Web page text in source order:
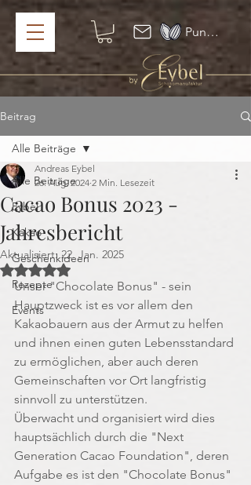
Punkte ansehen
Beitrag
Alle Beiträge
Eybel
Kakao
Geschenkideen
Rezepte
Events
Alle Beiträge
Cacao Bonus 2023 -
Jahresbericht
Andreas Eybel
26. Aug. 2024 2 Min. Lesezeit
Aktualisiert:22. Jan. 2025
Mit NaN von 5 Sternen bewertet.
Unser "Chocolate Bonus" - sein
Hauptzweck ist es vor allem den
Kakaobauern aus der Armut zu helfen
und ihnen einen guten Lebensstandard
zu ermöglichen, aber auch deren
Gemeinschaften vor Ort langfristig
sinnvoll zu unterstützen.
Überwacht und organisiert wird dies
hauptsächlich durch die "Next
Generation Cacao Foundation", deren
Aufgabe es ist den "Chocolate Bonus"